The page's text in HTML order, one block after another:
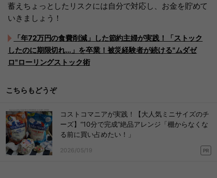
蓄えちょっとしたリスクには自分で対応し、お金を貯めて
いきましょう！
「年72万円の食費削減」した節約主婦が実践！「ストック
したのに期限切れ…」を卒業！被災経験者が続ける"ムダゼ
ロ"ローリングストック術
こちらもどうぞ
コストコマニアが実践！【大人気ミニサイズのチ
ーズ】“10分で完成”絶品アレンジ「棚からなくな
る前に買い占めたい！」
2026/05/19 PR